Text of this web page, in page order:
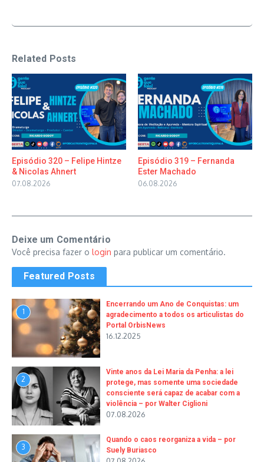
Related Posts
Episódio 320 – Felipe Hintze
& Nicolas Ahnert
07.08.2026
Episódio 319 – Fernanda
Ester Machado
06.08.2026
Deixe um Comentário
Você precisa fazer o login para publicar um comentário.
Featured Posts
1
Encerrando um Ano de Conquistas: um
agradecimento a todos os articulistas do
Portal OrbisNews
16.12.2025
2
Vinte anos da Lei Maria da Penha: a lei
protege, mas somente uma sociedade
consciente será capaz de acabar com a
violência – por Walter Ciglioni
07.08.2026
3
Quando o caos reorganiza a vida – por
Suely Buriasco